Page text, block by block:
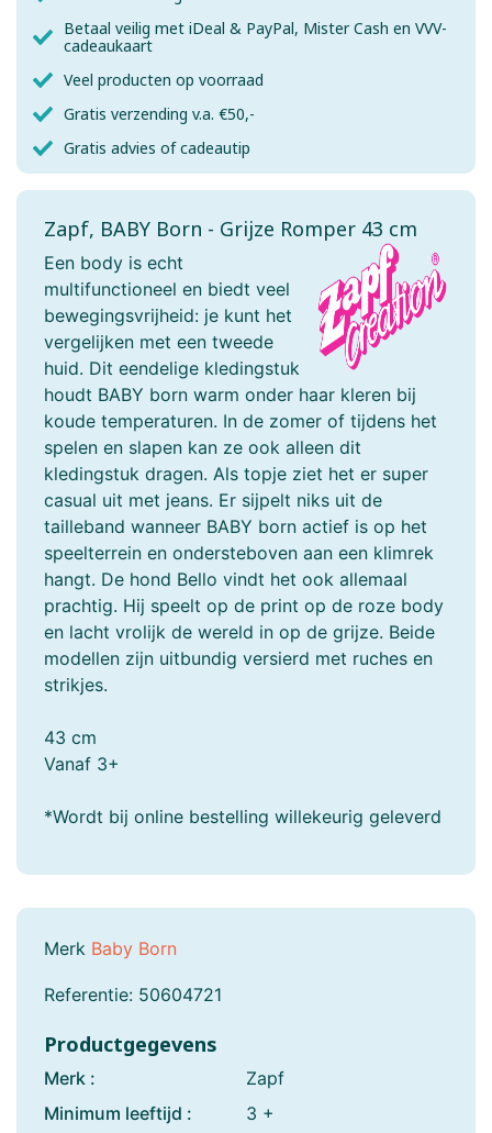
Betaal veilig met iDeal & PayPal, Mister Cash en VVV-
cadeaukaart
Veel producten op voorraad
Gratis verzending v.a. €50,-
Gratis advies of cadeautip
Zapf, BABY Born - Grijze Romper 43 cm
Een body is echt
multifunctioneel en biedt veel
bewegingsvrijheid: je kunt het
vergelijken met een tweede
huid. Dit eendelige kledingstuk
houdt BABY born warm onder haar kleren bij
koude temperaturen. In de zomer of tijdens het
spelen en slapen kan ze ook alleen dit
kledingstuk dragen. Als topje ziet het er super
casual uit met jeans. Er sijpelt niks uit de
tailleband wanneer BABY born actief is op het
speelterrein en ondersteboven aan een klimrek
hangt. De hond Bello vindt het ook allemaal
prachtig. Hij speelt op de print op de roze body
en lacht vrolijk de wereld in op de grijze. Beide
modellen zijn uitbundig versierd met ruches en
strikjes.
43 cm
Vanaf 3+
*Wordt bij online bestelling willekeurig geleverd
Merk Baby Born
Referentie: 50604721
Productgegevens
Merk :
Zapf
Minimum leeftijd :
3 +